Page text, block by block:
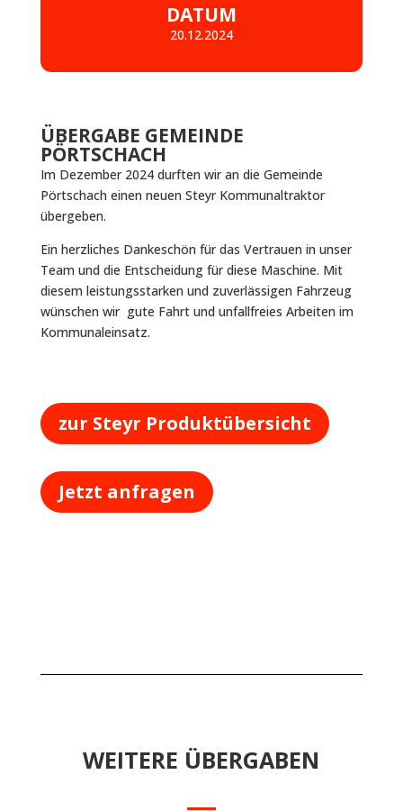
DATUM
20.12.2024
ÜBERGABE GEMEINDE
PÖRTSCHACH
Im Dezember 2024 durften wir an die Gemeinde
Pörtschach einen neuen Steyr Kommunaltraktor
übergeben.
Ein herzliches Dankeschön für das Vertrauen in unser
Team und die Entscheidung für diese Maschine. Mit
diesem leistungsstarken und zuverlässigen Fahrzeug
wünschen wir gute Fahrt und unfallfreies Arbeiten im
Kommunaleinsatz.
zur Steyr Produktübersicht
Jetzt anfragen
WEITERE ÜBERGABEN